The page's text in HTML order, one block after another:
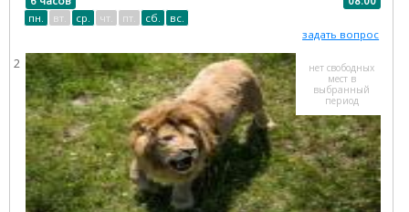
2
пн.
вт. ср. чт. пт. сб.
вс.
задать вопрос
нет свободных
мест в
выбранный
период